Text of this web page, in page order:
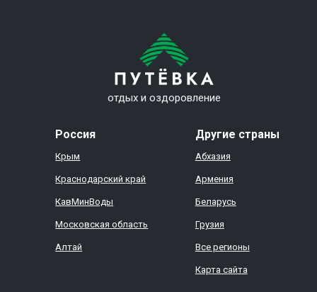
отдых и оздоровление
Россия
Крым
Краснодарский край
КавМинВоды
Московская область
Алтай
Другие страны
Абхазия
Армения
Беларусь
Грузия
Все регионы
Карта сайта